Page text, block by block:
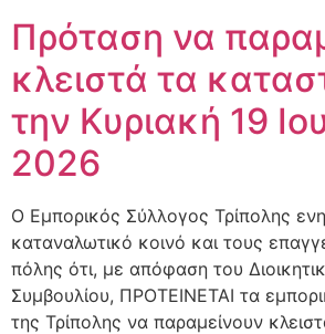
Πρόταση να
κλειστά τα
την Κυριακή 19
2026
Ο Εμπορικός Σύλλογος Τρίπολης
καταναλωτικό κοινό και τους
πόλης ότι, με απόφαση του
Συμβουλίου, ΠΡΟΤΕΙΝΕΤΑΙ τα
της Τρίπολης να παραμείνουν